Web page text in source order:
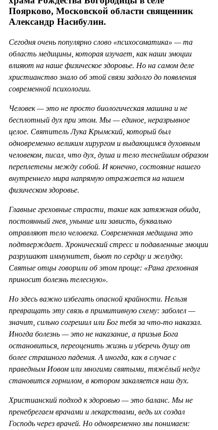
Поярково, Московской области священник
Александр Насибулин.
Сегодня очень популярно слово «психосоматика» — та
область медицины, которая изучает, как наши эмоции
влияют на наше физическое здоровье. Но на самом деле
христианство знало об этой связи задолго до появления
современной психологии.
Человек — это не просто биологическая машина и не
бесплотный дух при этом. Мы — единое, неразрывное
целое. Святитель Лука Крымский, который был
одновременно великим хирургом и выдающимся духовным
человеком, писал, что дух, душа и тело теснейшим образом
переплетены между собой. И конечно, состояние нашего
внутреннего мира напрямую отражается на нашем
физическом здоровье.
Главные греховные страсти, такие как затяжная обида,
постоянный гнев, уныние или зависть, буквально
отравляют тело человека. Современная медицина это
подтверждает. Хронический стресс и подавленные эмоции
разрушают иммунитет, бьют по сердцу и желудку.
Святые отцы говорили об этом проще: «Рана греховная
приносит болезнь телесную».
Но здесь важно избегать опасной крайности. Нельзя
превращать эту связь в примитивную схему: заболел —
значит, сильно согрешил или Бог тебя за что-то наказал.
Иногда болезнь — это не наказание, а призыв Бога
остановиться, переоценить жизнь и уберечь душу от
более страшного падения. А иногда, как в случае с
праведным Иовом или многими святыми, тяжёлый недуг
становится горнилом, в котором закаляется наш дух.
Христианский подход к здоровью — это баланс. Мы не
пренебрегаем врачами и лекарствами, ведь их создал
Господь через врачей. Но одновременно мы понимаем: